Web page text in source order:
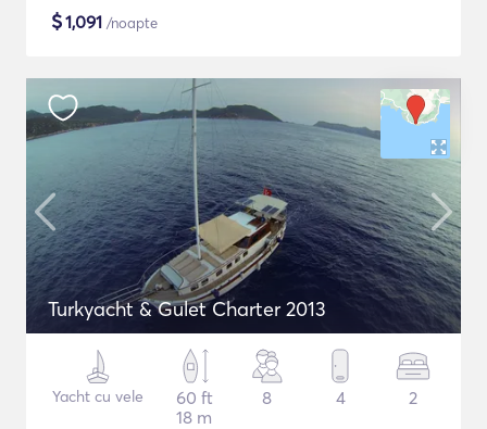
$1,091 /noapte
Turkyacht & Gulet Charter 2013
Yacht cu vele
60 ft
18 m
8 4 2